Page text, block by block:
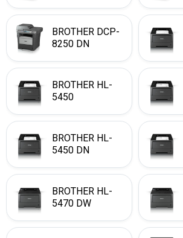
BROTHER DCP-
8250 DN
BROTHER HL-
5450
BROTHER HL-
5450 DN
BROTHER HL-
5470 DW